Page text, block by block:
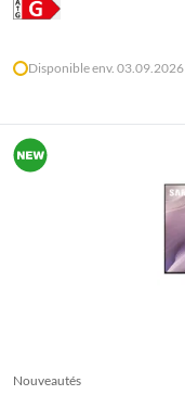
Disponible env. 03.09.2026
Nouveautés